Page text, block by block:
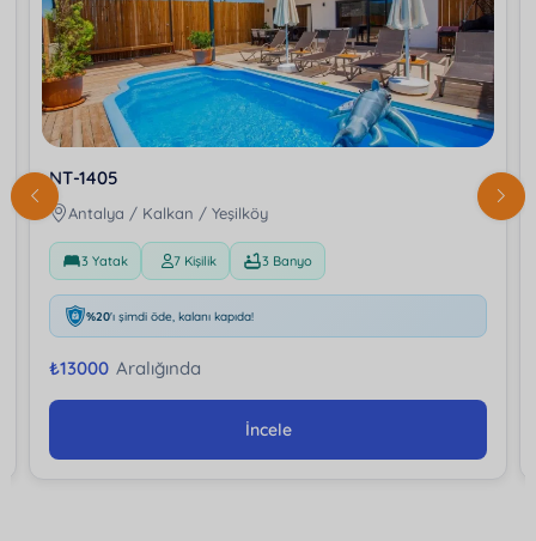
NT-1405
Antalya / Kalkan / Yeşilköy
3 Yatak 7 Kişilik 3 Banyo
%20'ı şimdi öde, kalanı kapıda!
₺13000 Aralığında
İncele